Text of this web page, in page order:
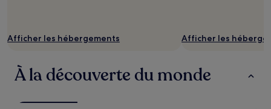
de
conditions
supplémentaires
s’appliquer.
Afficher les hébergements Afficher les
À la découverte du monde